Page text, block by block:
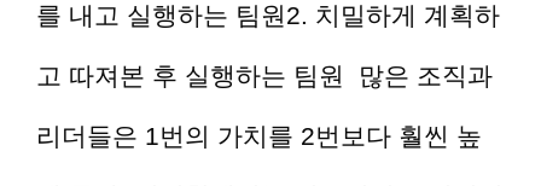
를 내고 실행하는 팀원2. 치밀하게 계획하
고 따져본 후 실행하는 팀원 많은 조직과
리더들은 1번의 가치를 2번보다 훨씬 높